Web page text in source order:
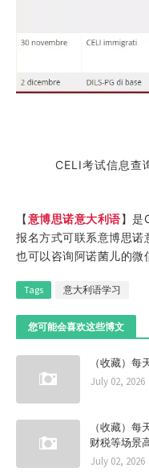
CELI考试信息查
【意博思诺意大利语】是
报名方式可联系意博思诺
也可以咨询阿诺菌儿的微
Tags 意大利语学习
您可能会喜欢这些博文
（收藏）
July 02, 2026
（收藏）
财税等场景
July 02, 2026